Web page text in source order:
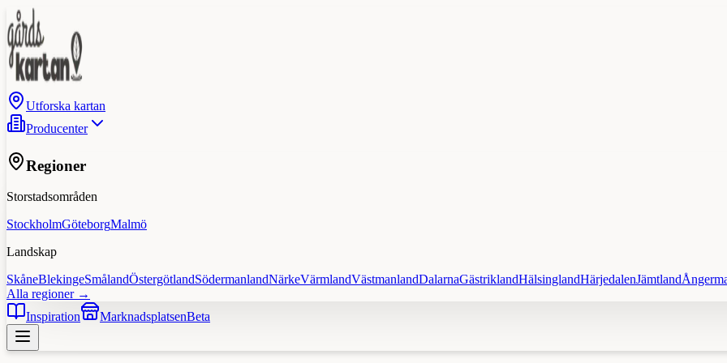
Utforska kartan
Producenter
Regioner
Storstadsområden
StockholmGöteborgMalmö
Landskap
SkåneBlekingeSmålandÖstergötlandSödermanlandNärkeVärmlandVästmanlandDalarnaGästriklandHälsinglandHärjedalenJämtland
Alla regioner →
Inspiration
MarknadsplatsenBeta